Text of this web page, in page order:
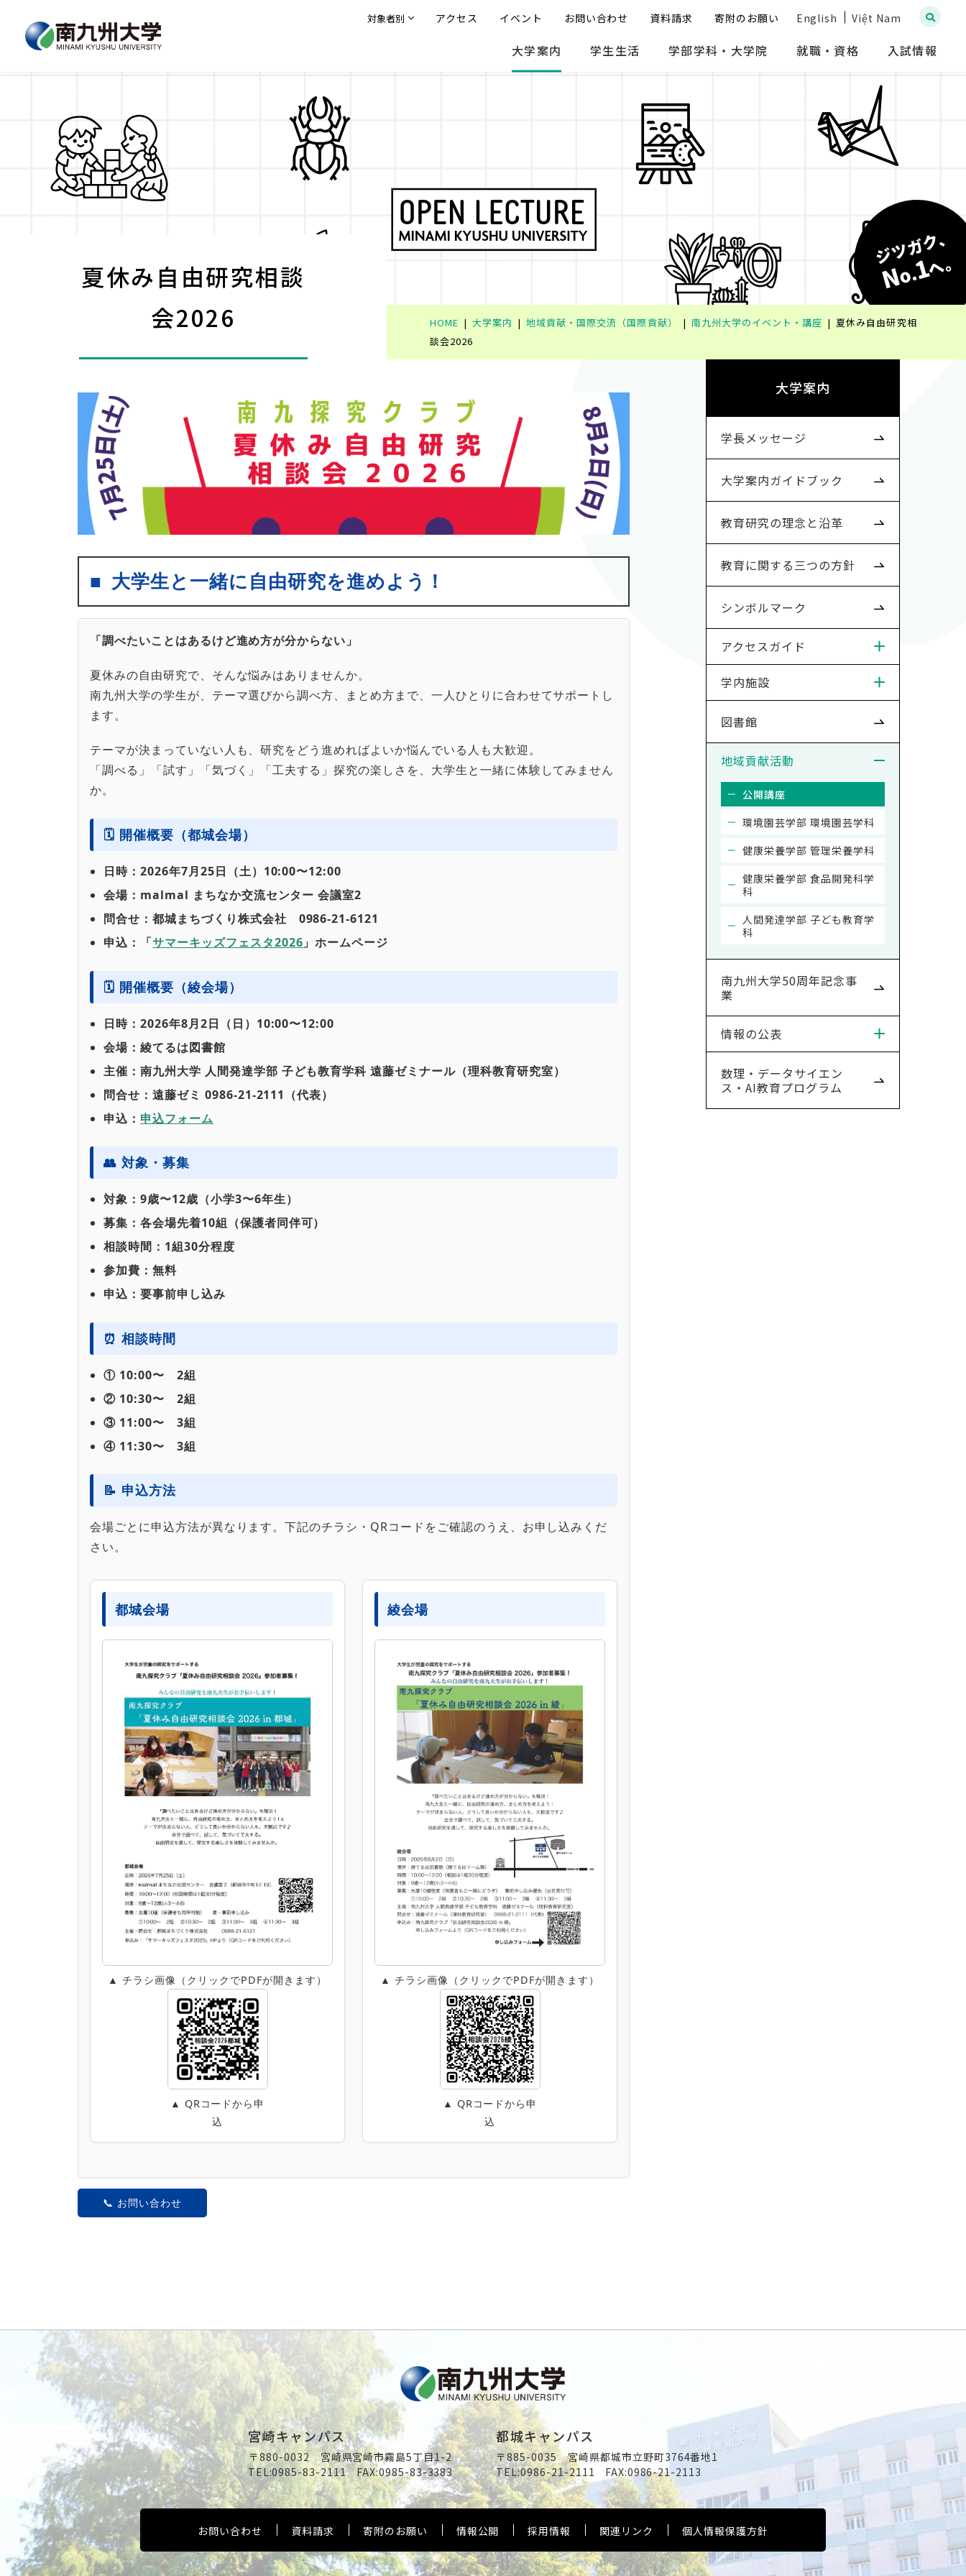
大学案内 学生生活 学部学科・大学院 就職・資格 入試情報
English Việt Nam
対象者別 アクセス イベント お問い合わせ 資料請求 寄附のお願い
夏休み自由研究相談
会2026
ジツガク、
No.1へ。
HOME 大学案内 地域貢献・国際交流（国際貢献） 南九州大学のイベント・講座
夏休み自由研究相
談会2026
大学生と一緒に自由研究を進めよう！
「調べたいことはあるけど進め方が分からない」
夏休みの自由研究で、そんな悩みはありませんか。
南九州大学の学生が、テーマ選びから調べ方、まとめ方まで、一人ひとりに合わせてサポートし
ます。
テーマが決まっていない人も、研究をどう進めればよいか悩んでいる人も大歓迎。
「調べる」「試す」「気づく」「工夫する」探究の楽しさを、大学生と一緒に体験してみません
か。
🗓 開催概要（都城会場）
日時：2026年7月25日（土）10:00〜12:00
会場：malmal まちなか交流センター 会議室2
問合せ：都城まちづくり株式会社 0986-21-6121
申込：「サマーキッズフェスタ2026 」ホームページ
🗓 開催概要（綾会場）
日時：2026年8月2日（日）10:00〜12:00
会場：綾てるは図書館
主催：南九州大学 人間発達学部 子ども教育学科 遠藤ゼミナール（理科教育研究室）
問合せ：遠藤ゼミ 0986-21-2111（代表）
申込： 申込フォーム
👥 対象・募集
対象：9歳〜12歳（小学3〜6年生）
募集：各会場先着10組（保護者同伴可）
相談時間：1組30分程度
参加費：無料
申込：要事前申し込み
⏰ 相談時間
① 10:00〜 2組
② 10:30〜 2組
③ 11:00〜 3組
④ 11:30〜 3組
📝 申込方法
会場ごとに申込方法が異なります。下記のチラシ・QRコードをご確認のうえ、お申し込みくだ
さい。
都城会場
▲ チラシ画像（クリックでPDFが開きます）
▲ QRコードから申
込
綾会場
▲ チラシ画像（クリックでPDFが開きます）
▲ QRコードから申
込
📞 お問い合わせ
大学案内
学長メッセージ
大学案内ガイドブック
教育研究の理念と沿革
教育に関する三つの方針
シンボルマーク
アクセスガイド
学内施設
図書館
地域貢献活動
公開講座
環境園芸学部 環境園芸学科
健康栄養学部 管理栄養学科
健康栄養学部 食品開発科学
科
人間発達学部 子ども教育学
科
南九州大学50周年記念事
業
情報の公表
数理・データサイエン
ス・AI教育プログラム
宮崎キャンパス
〒880-0032 宮崎県宮崎市霧島5丁目1-2
TEL:0985-83-2111 FAX:0985-83-3383
都城キャンパス
〒885-0035 宮崎県都城市立野町3764番地1
TEL:0986-21-2111 FAX:0986-21-2113
お問い合わせ 資料請求 寄附のお願い 情報公開 採用情報 関連リンク 個人情報保護方針